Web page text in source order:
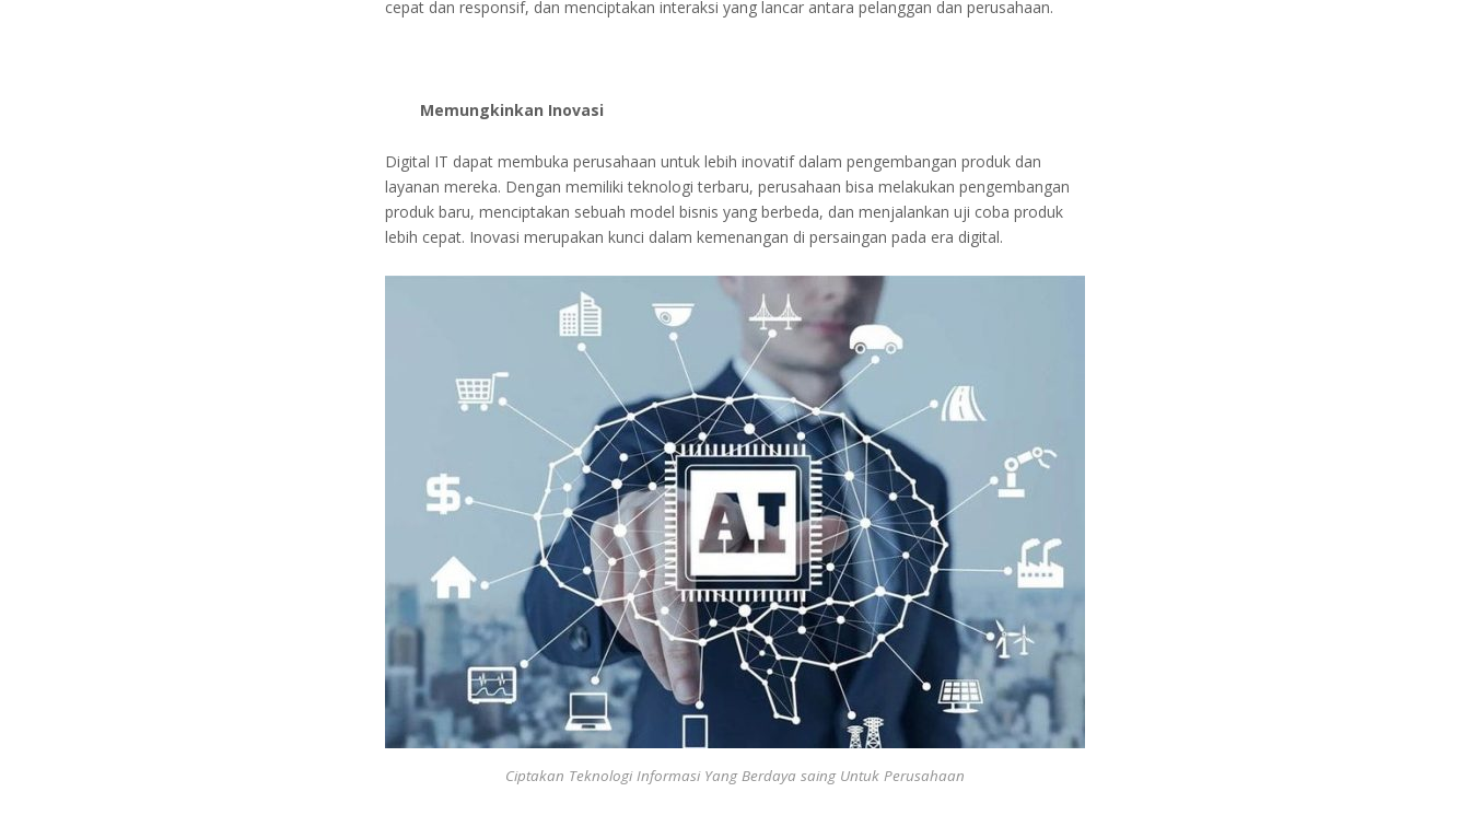
cepat dan responsif, dan menciptakan interaksi yang lancar antara pelanggan dan perusahaan.
Memungkinkan Inovasi
Digital IT dapat membuka perusahaan untuk lebih inovatif dalam pengembangan produk dan
layanan mereka. Dengan memiliki teknologi terbaru, perusahaan bisa melakukan pengembangan
produk baru, menciptakan sebuah model bisnis yang berbeda, dan menjalankan uji coba produk
lebih cepat. Inovasi merupakan kunci dalam kemenangan di persaingan pada era digital.
Ciptakan Teknologi Informasi Yang Berdaya saing Untuk Perusahaan